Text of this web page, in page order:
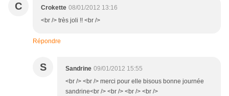
C Crokette 08/01/2012 13:16
<br /> très joli !! <br />
Répondre
S Sandrine 09/01/2012 15:55
<br /> <br /> merci pour elle bisous bonne journée
sandrine<br /> <br /> <br /> <br />